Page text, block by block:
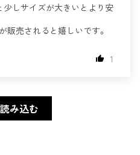
少しサイズが大きいとより安
販売されると嬉しいです。
1
み込む